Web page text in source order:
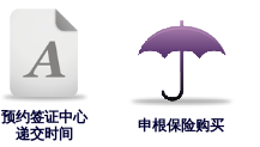
预约签证中心
递交时间
申根保险购买